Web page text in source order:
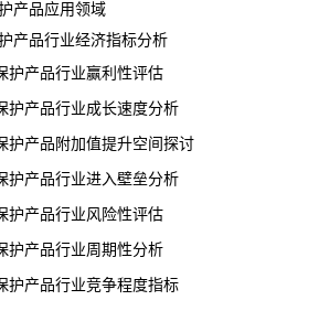
品应用领域
品行业经济指标分析
品行业赢利性评估
品行业成长速度分析
品附加值提升空间探讨
品行业进入壁垒分析
品行业风险性评估
品行业周期性分析
品行业竞争程度指标